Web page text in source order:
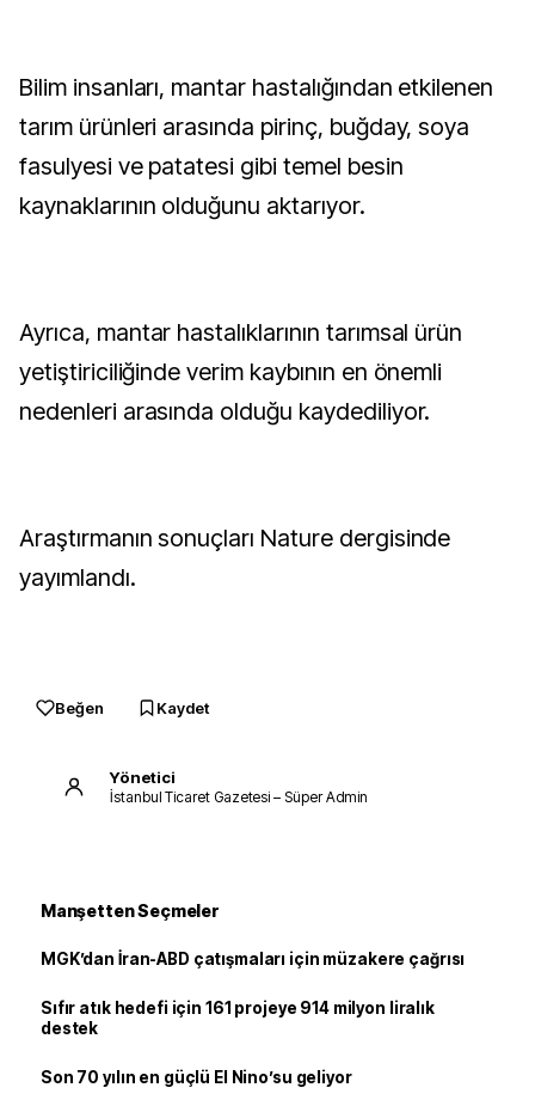
Bilim insanları, mantar hastalığından etkilenen
tarım ürünleri arasında pirinç, buğday, soya
fasulyesi ve patatesi gibi temel besin
kaynaklarının olduğunu aktarıyor.
Ayrıca, mantar hastalıklarının tarımsal ürün
yetiştiriciliğinde verim kaybının en önemli
nedenleri arasında olduğu kaydediliyor.
Araştırmanın sonuçları Nature dergisinde
yayımlandı.
Beğen Kaydet
Yönetici
İstanbul Ticaret Gazetesi – Süper Admin
Manşetten Seçmeler
MGK’dan İran-ABD çatışmaları için müzakere çağrısı
Sıfır atık hedefi için 161 projeye 914 milyon liralık
destek
Son 70 yılın en güçlü El Nino’su geliyor